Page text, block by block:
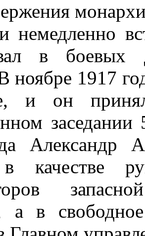
немедленно
в боевых
ноябре 1917
и он
Александр
качестве
а в